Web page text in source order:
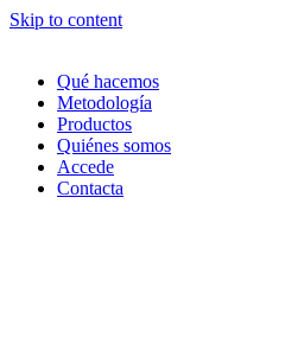
Skip to content
Qué hacemos
Metodología
Productos
Quiénes somos
Accede
Contacta